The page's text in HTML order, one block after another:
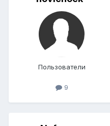
Пользователи
9